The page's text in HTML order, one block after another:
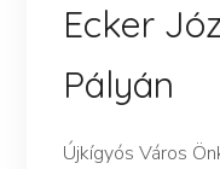
Ecker
Pályán
Újkígyós Város